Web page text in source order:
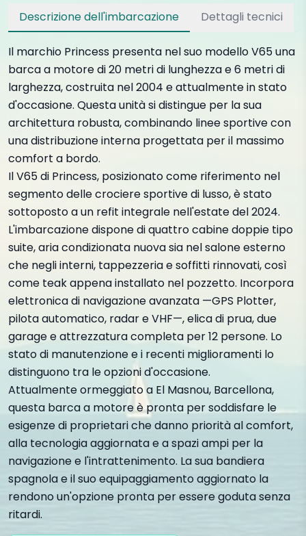
Descrizione dell'imbarcazione Dettagli tecnici
Il marchio Princess presenta nel suo modello V65 una
barca a motore di 20 metri di lunghezza e 6 metri di
larghezza, costruita nel 2004 e attualmente in stato
d'occasione. Questa unità si distingue per la sua
architettura robusta, combinando linee sportive con
una distribuzione interna progettata per il massimo
comfort a bordo.
Il V65 di Princess, posizionato come riferimento nel
segmento delle crociere sportive di lusso, è stato
sottoposto a un refit integrale nell'estate del 2024.
L'imbarcazione dispone di quattro cabine doppie tipo
suite, aria condizionata nuova sia nel salone esterno
che negli interni, tappezzeria e soffitti rinnovati, così
come teak appena installato nel pozzetto. Incorpora
elettronica di navigazione avanzata —GPS Plotter,
pilota automatico, radar e VHF—, elica di prua, due
garage e attrezzatura completa per 12 persone. Lo
stato di manutenzione e i recenti miglioramenti lo
distinguono tra le opzioni d'occasione.
Attualmente ormeggiato a El Masnou, Barcellona,
questa barca a motore è pronta per soddisfare le
esigenze di proprietari che danno priorità al comfort,
alla tecnologia aggiornata e a spazi ampi per la
navigazione e l'intrattenimento. La sua bandiera
spagnola e il suo equipaggiamento aggiornato la
rendono un'opzione pronta per essere goduta senza
ritardi.